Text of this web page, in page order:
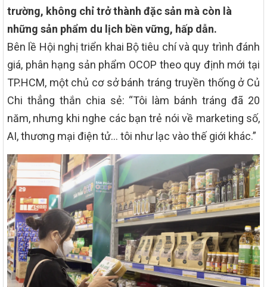
trường, không chỉ trở thành đặc sản mà còn là
những sản phẩm du lịch bền vững, hấp dẫn.
Bên lề Hội nghị triển khai Bộ tiêu chí và quy trình đánh
giá, phân hạng sản phẩm OCOP theo quy định mới tại
TP.HCM, một chủ cơ sở bánh tráng truyền thống ở Củ
Chi thẳng thắn chia sẻ: “Tôi làm bánh tráng đã 20
năm, nhưng khi nghe các bạn trẻ nói về marketing số,
AI, thương mại điện tử… tôi như lạc vào thế giới khác.”